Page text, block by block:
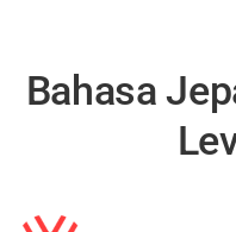
Bahasa